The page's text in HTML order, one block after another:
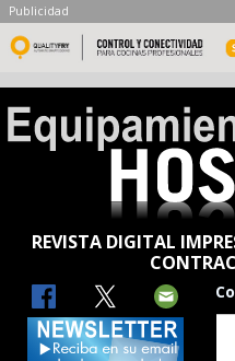
Publicidad
REVISTA DIGITAL